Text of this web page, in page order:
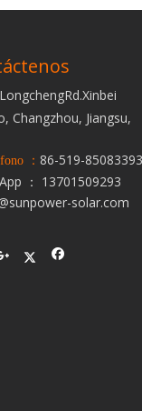
Changzhou, Jiangsu,
： 86-519-85083393
： 13701509293
solar.com